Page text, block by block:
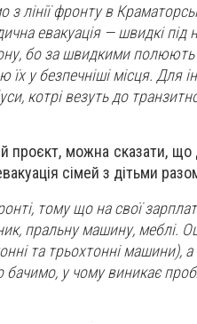
лінії фронту в
евакуація — швидкі
бо за швидкими полюють
у безпечніші місця. Для
котрі везуть до
проєкт, можна сказати,
сімей з дітьми
тому що на свої
пральну машину, меблі.
та трьохтонні машини),
у чому виникає